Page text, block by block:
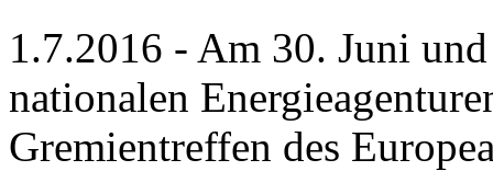
1.7.2016 - Am 30. Juni
nationalen
Gremientreffen des